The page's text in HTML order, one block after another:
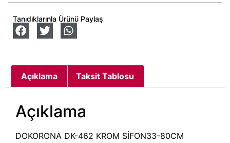
Tanıdıklarınla Ürünü Paylaş
Açıklama Taksit Tablosu
Açıklama
DOKORONA DK-462 KROM SİFON33-80CM